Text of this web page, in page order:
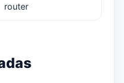
router